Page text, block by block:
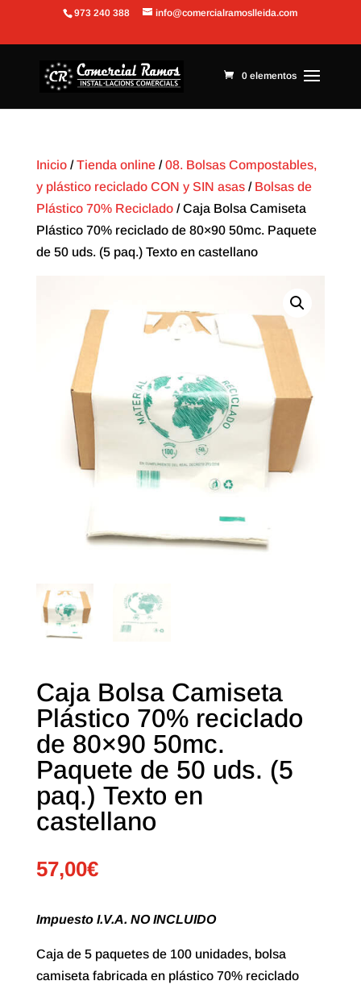
Abrir barra de herramientas
973 240 388 info@comercialramoslleida.com
0 elementos
Inicio/Tienda online/08. Bolsas Compostables,
y plástico reciclado CON y SIN asas/ Bolsas de
Plástico 70% Reciclado/ Caja Bolsa Camiseta
Plástico 70% reciclado de 80×90 50mc. Paquete
de 50 uds. (5 paq.) Texto en castellano
Caja Bolsa Camiseta
Plástico 70% reciclado
de 80×90 50mc.
Paquete de 50 uds. (5
paq.) Texto en
castellano
57,00€
Impuesto I.V.A. NO INCLUIDO
Caja de 5 paquetes de 100 unidades, bolsa
camiseta fabricada en plástico 70% reciclado